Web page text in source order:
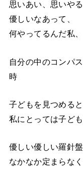
思いあい、思いやる
優しいなあって、
何やってるんだ私、
自分の中のコンパ
時
子どもを見つめる
私にとっては子ど
優しい優しい羅針盤
なかなか定まらな